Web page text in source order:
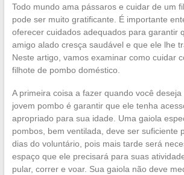
Todo mundo ama pássaros e cuidar de um
pode ser muito gratificante. É importante
oferecer cuidados adequados para garantir
amigo alado cresça saudável e que ele lhe
Neste artigo, vamos examinar como cuidar
filhote de pombo doméstico.
A primeira coisa a fazer quando você
jovem pombo é garantir que ele tenha
apropriado para sua idade. Uma gaiola
pombos, bem ventilada, deve ser suficiente
dias do voluntário, pois mais tarde será
espaço que ele precisará para suas
pular, correr e voar. Sua gaiola não deve